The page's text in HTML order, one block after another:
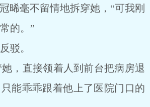
毫不留情地拆穿她，“可我刚
的。”
。
直接领着人到前台把病房退
能乖乖跟着他上了医院门口的